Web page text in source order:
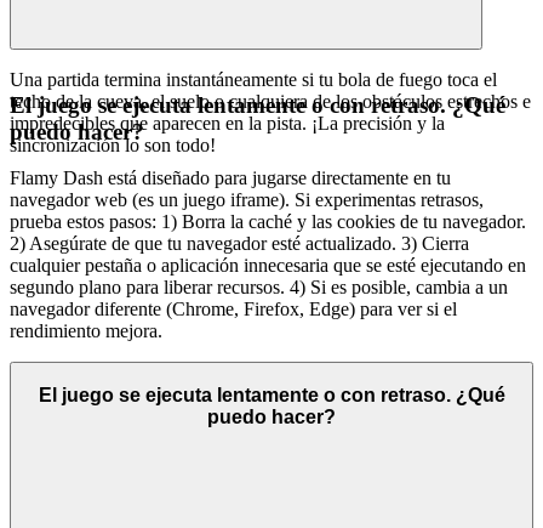
Una partida termina instantáneamente si tu bola de fuego toca el
techo de la cueva, el suelo o cualquiera de los obstáculos estrechos e
impredecibles que aparecen en la pista. ¡La precisión y la
sincronización lo son todo!
El juego se ejecuta lentamente o con retraso. ¿Qué
puedo hacer?
Flamy Dash está diseñado para jugarse directamente en tu
navegador web (es un juego iframe). Si experimentas retrasos,
prueba estos pasos: 1) Borra la caché y las cookies de tu navegador.
2) Asegúrate de que tu navegador esté actualizado. 3) Cierra
cualquier pestaña o aplicación innecesaria que se esté ejecutando en
segundo plano para liberar recursos. 4) Si es posible, cambia a un
navegador diferente (Chrome, Firefox, Edge) para ver si el
rendimiento mejora.
El juego se ejecuta lentamente o con retraso. ¿Qué
puedo hacer?